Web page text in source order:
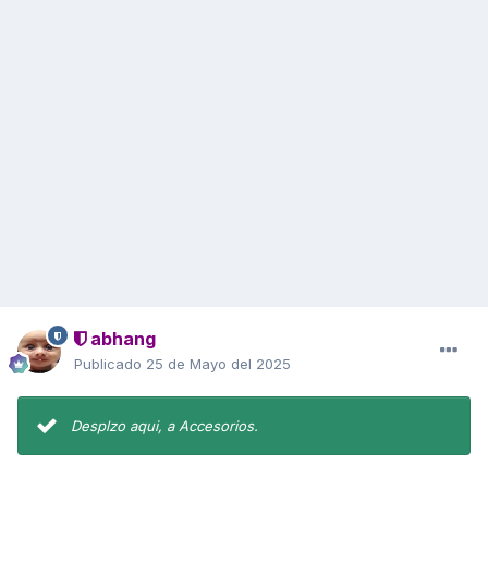
abhang
Publicado 25 de Mayo del 2025
Desplzo aqui, a Accesorios.